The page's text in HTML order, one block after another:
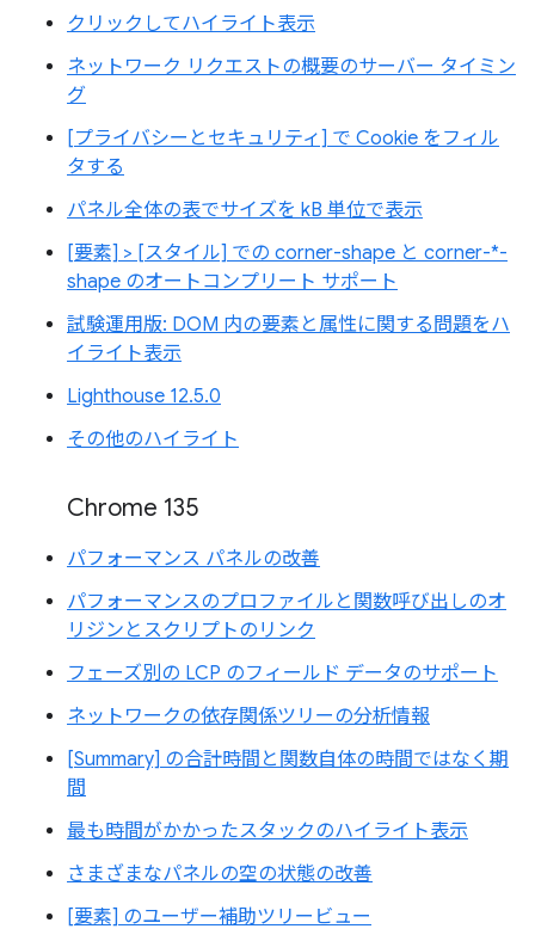
クリックしてハイライト表示
ネットワーク リクエストの概要のサーバー タイミン
グ
[プライバシーとセキュリティ] で Cookie をフィル
タする
パネル全体の表でサイズを kB 単位で表示
[要素] > [スタイル] での corner-shape と corner-*-
shape のオートコンプリート サポート
試験運用版: DOM 内の要素と属性に関する問題をハ
イライト表示
Lighthouse 12.5.0
その他のハイライト
Chrome 135
パフォーマンス パネルの改善
パフォーマンスのプロファイルと関数呼び出しのオ
リジンとスクリプトのリンク
フェーズ別の LCP のフィールド データのサポート
ネットワークの依存関係ツリーの分析情報
[Summary] の合計時間と関数自体の時間ではなく期
間
最も時間がかかったスタックのハイライト表示
さまざまなパネルの空の状態の改善
[要素] のユーザー補助ツリービュー